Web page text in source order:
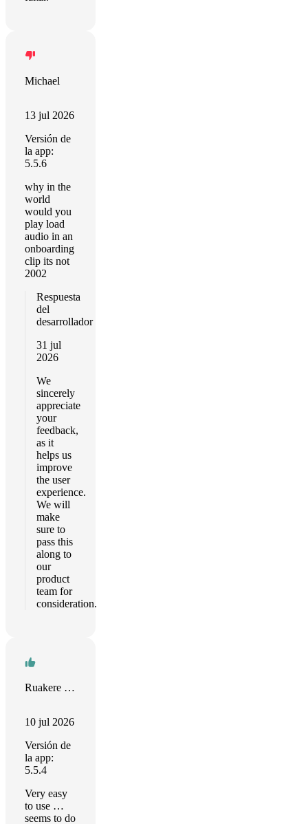
Michael
13 jul 2026
Versión de
la app:
5.5.6
why in the
world
would you
play load
audio in an
onboarding
clip its not
2002
Respuesta
del
desarrollador
31 jul
2026
We
sincerely
appreciate
your
feedback,
as it
helps us
improve
the user
experience.
We will
make
sure to
pass this
along to
our
product
team for
consideration.
Ruakere Hond
10 jul 2026
Versión de
la app:
5.5.4
Very easy
to use …
seems to do